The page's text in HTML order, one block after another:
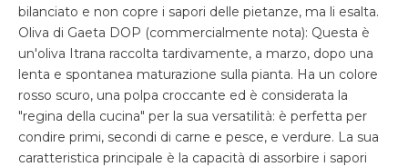
bilanciato e non copre i sapori delle pietanze, ma li esalta.
Oliva di Gaeta DOP (commercialmente nota): Questa è
un'oliva Itrana raccolta tardivamente, a marzo, dopo una
lenta e spontanea maturazione sulla pianta. Ha un colore
rosso scuro, una polpa croccante ed è considerata la
"regina della cucina" per la sua versatilità: è perfetta per
condire primi, secondi di carne e pesce, e verdure. La sua
caratteristica principale è la capacità di assorbire i sapori